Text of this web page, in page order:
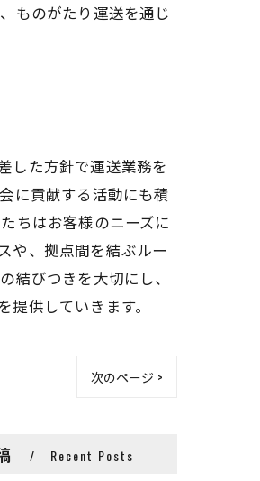
ものがたり運送を通じ
した方針で運送業務を
に貢献する活動にも積
ちはお客様のニーズに
や、拠点間を結ぶルー
結びつきを大切にし、
供していきます。
次のページ >
Recent Posts